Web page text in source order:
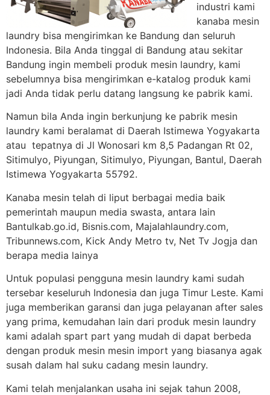
industri kami
kanaba mesin
laundry bisa mengirimkan ke Bandung dan seluruh
Indonesia. Bila Anda tinggal di Bandung atau sekitar
Bandung ingin membeli produk mesin laundry, kami
sebelumnya bisa mengirimkan e-katalog produk kami
jadi Anda tidak perlu datang langsung ke pabrik kami.
Namun bila Anda ingin berkunjung ke pabrik mesin
laundry kami beralamat di Daerah Istimewa Yogyakarta
atau tepatnya di Jl Wonosari km 8,5 Padangan Rt 02,
Sitimulyo, Piyungan, Sitimulyo, Piyungan, Bantul, Daerah
Istimewa Yogyakarta 55792.
Kanaba mesin telah di liput berbagai media baik
pemerintah maupun media swasta, antara lain
Bantulkab.go.id, Bisnis.com, Majalahlaundry.com,
Tribunnews.com, Kick Andy Metro tv, Net Tv Jogja dan
berapa media lainya
Untuk populasi pengguna mesin laundry kami sudah
tersebar keseluruh Indonesia dan juga Timur Leste. Kami
juga memberikan garansi dan juga pelayanan after sales
yang prima, kemudahan lain dari produk mesin laundry
kami adalah spart part yang mudah di dapat berbeda
dengan produk mesin mesin import yang biasanya agak
susah dalam hal suku cadang mesin laundry.
Kami telah menjalankan usaha ini sejak tahun 2008,